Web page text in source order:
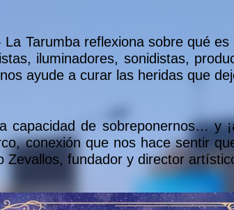
Tarumba reflexiona sobre qué
iluminadores, sonidistas,
ayude a curar las heridas que
de sobreponernos… y
conexión que nos hace sentir
fundador y director